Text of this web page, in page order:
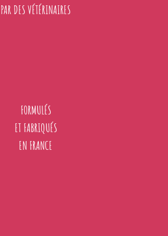
PAR DES VÉTÉRINAIRES
FORMULÉS
ET FABRIQUÉS
EN FRANCE